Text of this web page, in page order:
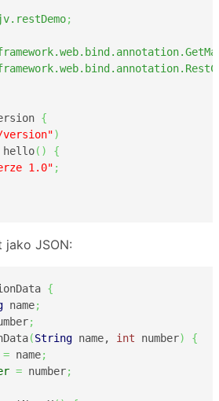
;
{
)
hello( )
{
1.0" ;
JSON:
{
name;
;
(String name, int number)
{
= name;
= number;